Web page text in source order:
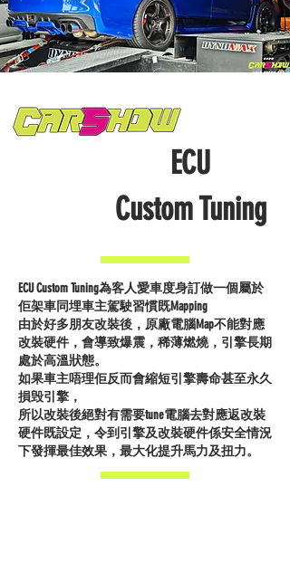
ECU
Custom Tuning
ECU Custom Tuning為客人愛車度身訂做一個屬於
佢架車同埋車主駕駛習慣既Mapping
由於好多朋友改裝後，原廠電腦Map不能對應
改裝硬件，會導致爆震，稀薄燃燒，引擎長期
處於高溫狀態。
如果車主唔理佢反而會縮短引擎壽命甚至永久
損毁引擎，
所以改裝後絕對有需要tune電腦去對應返改裝
硬件既設定，令到引擎及改裝硬件係安全情況
下發揮最佳效果，最大化提升馬力及扭力。